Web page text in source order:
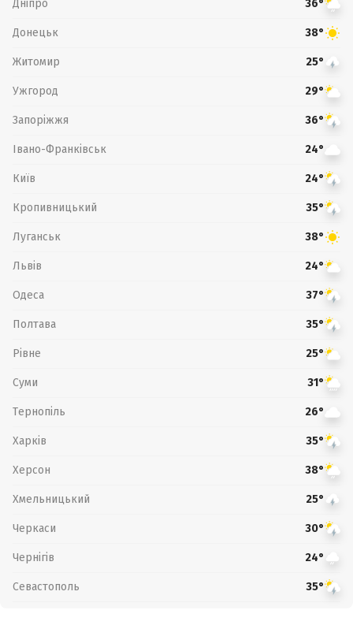
Дніпро 36°
Донецьк 38°
Житомир 25°
Ужгород 29°
Запоріжжя 36°
Івано-Франківськ 24°
Київ 24°
Кропивницький 35°
Луганськ 38°
Львів 24°
Одеса 37°
Полтава 35°
Рівне 25°
Суми 31°
Тернопіль 26°
Харків 35°
Херсон 38°
Хмельницький 25°
Черкаси 30°
Чернігів 24°
Севастополь 35°